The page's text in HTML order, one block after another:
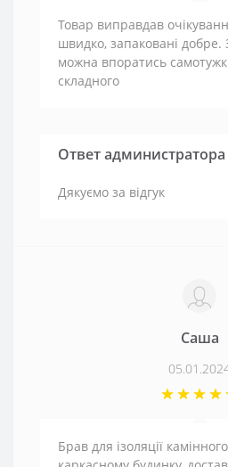
Товар виправдав
швидко, запаковані
можна впоратись
складного
Ответ администратора
Дякуємо за відгук
Саша
Брав для ізоляції